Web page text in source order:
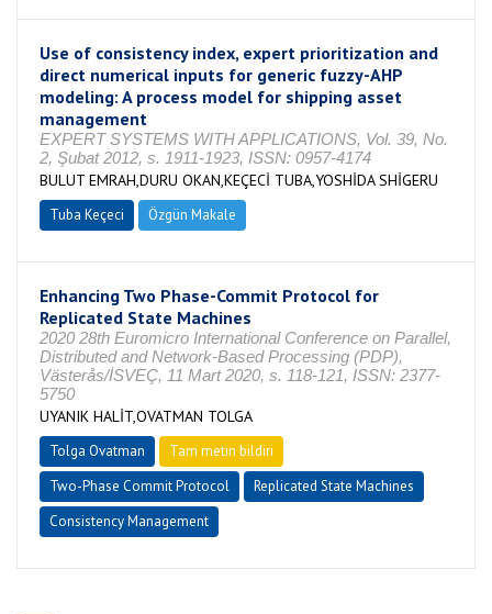
Use of consistency index, expert prioritization and
direct numerical inputs for generic fuzzy-AHP
modeling: A process model for shipping asset
management
EXPERT SYSTEMS WITH APPLICATIONS, Vol. 39, No.
2, Şubat 2012, s. 1911-1923, ISSN: 0957-4174
BULUT EMRAH,DURU OKAN,KEÇECİ TUBA,YOSHİDA SHİGERU
Tuba Keçeci Özgün Makale
Enhancing Two Phase-Commit Protocol for
Replicated State Machines
2020 28th Euromicro International Conference on Parallel,
Distributed and Network-Based Processing (PDP),
Västerås/İSVEÇ, 11 Mart 2020, s. 118-121, ISSN: 2377-
5750
UYANIK HALİT,OVATMAN TOLGA
Tolga Ovatman
Tam metin bildiri
Two-Phase Commit Protocol
Replicated State Machines
Consistency Management